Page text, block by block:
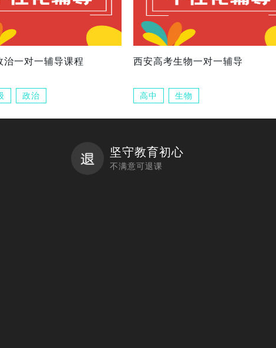
治一对一辅导课程
政治
西安高考生物一对一辅导
高中 生物
坚守教育初心
不满意可退课